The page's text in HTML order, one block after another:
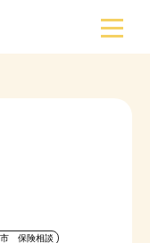
保険相談